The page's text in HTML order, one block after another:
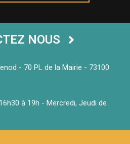
NOUS
- 70 PL de la Mairie - 73100
à 19h - Mercredi, Jeudi de